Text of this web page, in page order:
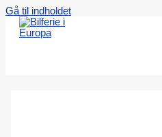
Gå til indholdet